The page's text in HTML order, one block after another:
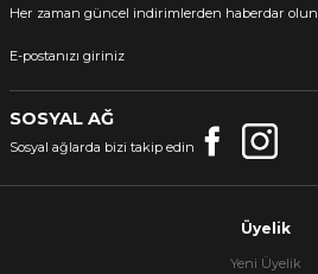
Her zaman güncel indirimlerden haberdar olun
SOSYAL AĞ
Sosyal ağlarda bizi takip edin
Üyelik
Yeni Üyelik